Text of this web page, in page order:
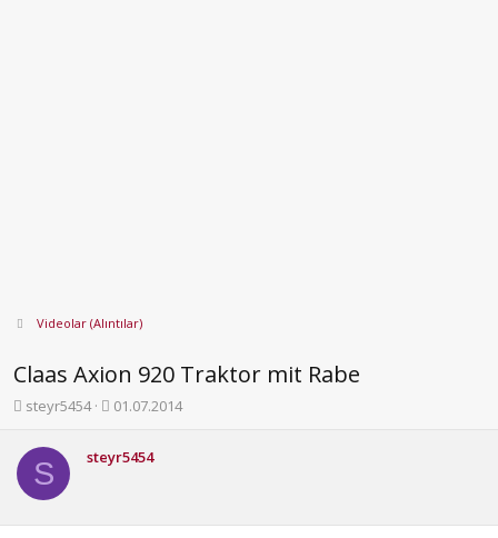
Videolar (Alıntılar)
Claas Axion 920 Traktor mit Rabe
K
n
y
u
steyr5454
B
l
g
01.07.2014
S steyr5454